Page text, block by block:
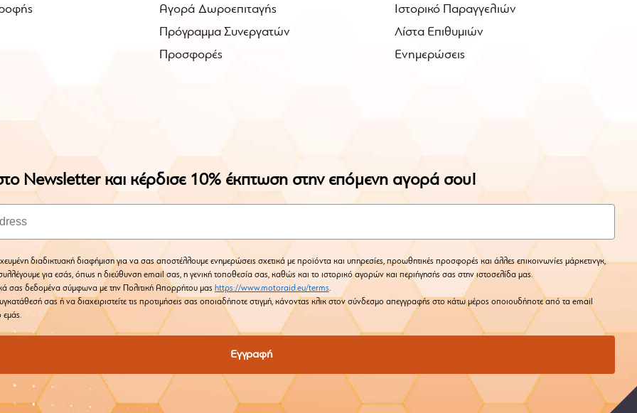
Αγορά Δωροεπιταγής
Πρόγραμμα Συνεργατών
Προσφορές
Ιστορικό Παραγγελιών
Λίστα Επιθυμιών
Ενημερώσεις
Newsletter και κέρδισε 10% έκπτωση στην επόμενη αγορά σου!
διαδικτυακή διαφήμιση για να σας αποστέλλουμε ενημερώσεις σχετικά με προϊόντα και υπηρεσίες, προωθητικές προσφορές και άλλες επικοινωνίες μάρκετινγκ,
για εσάς, όπως η διεύθυνση email σας, η γενική τοποθεσία σας, καθώς και το ιστορικό αγορών και περιήγησής σας στην ιστοσελίδα μας.
σας δεδομένα σύμφωνα με την Πολιτική Απορρήτου μας https://www.motoraid.eu/terms.
σας ή να διαχειριστείτε τις προτιμήσεις σας οποιαδήποτε στιγμή, κάνοντας κλικ στον σύνδεσμο απεγγραφής στο κάτω μέρος οποιουδήποτε από τα email
εμάς.
Εγγραφή